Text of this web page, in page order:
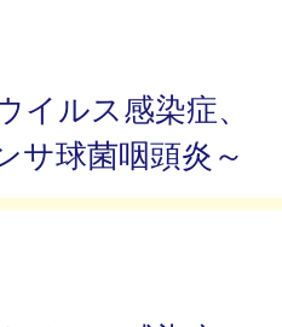
イルス感染症、
サ球菌咽頭炎～